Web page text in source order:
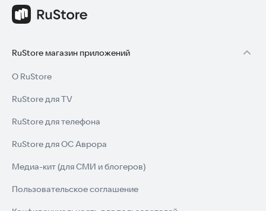
RuStore магазин приложений
О RuStore
RuStore для TV
RuStore для телефона
RuStore для ОС Аврора
Медиа-кит (для СМИ и блогеров)
Пользовательское соглашение